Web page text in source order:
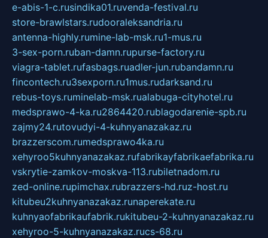
e-abis-1-c.rusindika01.ruvenda-festival.ru
store-brawlstars.rudooraleksandria.ru
antenna-highly.rumine-lab-msk.ru1-mus.ru
3-sex-porn.ruban-damn.rupurse-factory.ru
viagra-tablet.rufasbags.ruadler-jun.rubandamn.ru
fincontech.ru3sexporn.ru1mus.rudarksand.ru
rebus-toys.ruminelab-msk.rualabuga-cityhotel.ru
medsprawo-4-ka.ru2864420.rublagodarenie-spb.ru
zajmy24.rutovudyi-4-kuhnyanazakaz.ru
brazzerscom.rumedsprawo4ka.ru
xehyroo5kuhnyanazakaz.rufabrikayfabrikaefabrika.ru
vskrytie-zamkov-moskva-113.rubiletnadom.ru
zed-online.rupimchax.rubrazzers-hd.ruz-host.ru
kitubeu2kuhnyanazakaz.runaperekate.ru
kuhnyaofabrikaufabrik.rukitubeu-2-kuhnyanazakaz.ru
xehyroo-5-kuhnyanazakaz.rucs-68.ru